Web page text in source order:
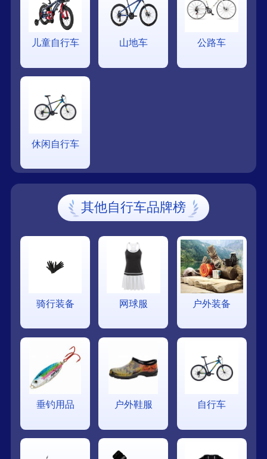
儿童自行车 山地车 公路车
休闲自行车
其他自行车品牌榜
骑行装备 网球服 户外装备
垂钓用品 户外鞋服 自行车